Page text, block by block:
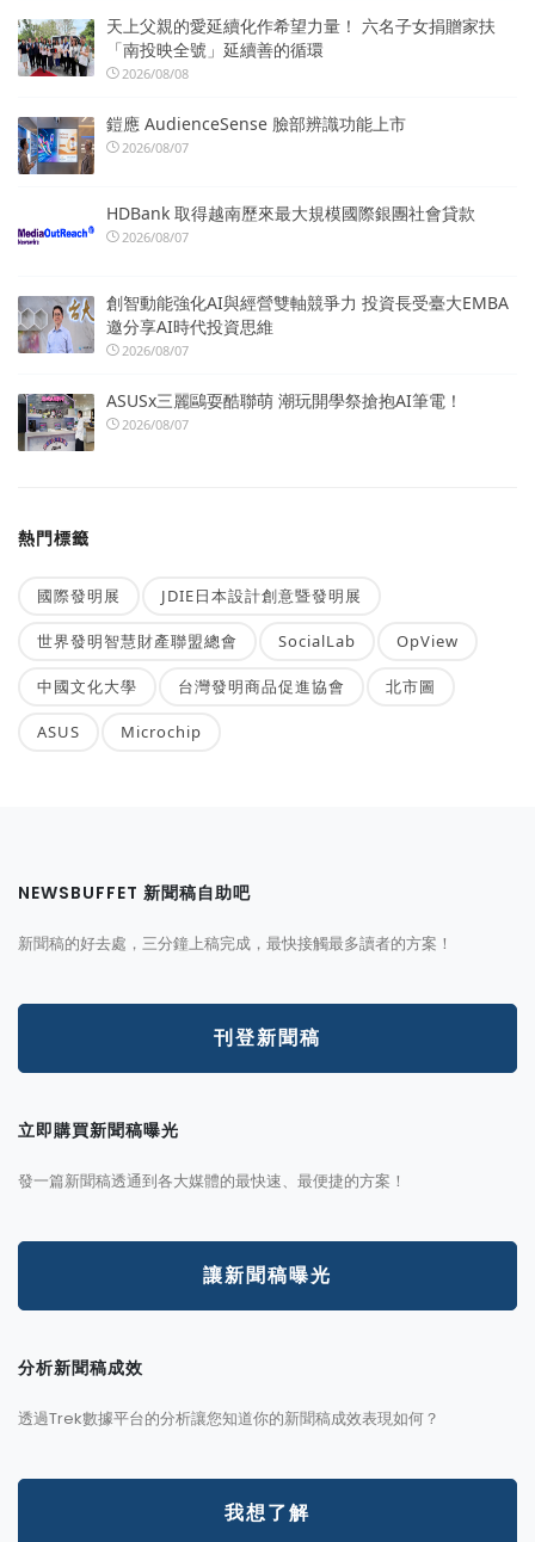
天上父親的愛延續化作希望力量！ 六名子女捐贈家扶
「南投映全號」延續善的循環
2026/08/08
鎧應 AudienceSense 臉部辨識功能上市
2026/08/07
HDBank 取得越南歷來最大規模國際銀團社會貸款
2026/08/07
創智動能強化AI與經營雙軸競爭力 投資長受臺大EMBA
邀分享AI時代投資思維
2026/08/07
ASUSx三麗鷗耍酷聯萌 潮玩開學祭搶抱AI筆電！
2026/08/07
熱門標籤
國際發明展 JDIE日本設計創意暨發明展
世界發明智慧財產聯盟總會 SocialLab OpView
中國文化大學 台灣發明商品促進協會 北市圖
ASUS Microchip
NEWSBUFFET 新聞稿自助吧
新聞稿的好去處，三分鐘上稿完成，最快接觸最多讀者的方案！
刊登新聞稿
立即購買新聞稿曝光
發一篇新聞稿透通到各大媒體的最快速、最便捷的方案！
讓新聞稿曝光
分析新聞稿成效
透過Trek數據平台的分析讓您知道你的新聞稿成效表現如何？
我想了解